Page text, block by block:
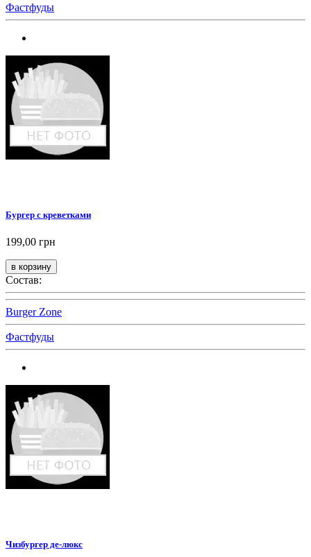
Фастфуды
Бургер с креветками
199,00 грн
Состав:
Burger Zone
Фастфуды
Чизбургер де-люкс